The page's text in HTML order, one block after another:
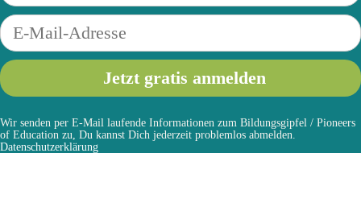
Wir senden per E-Mail laufende Informationen zum Bildungsgipfel / Pioneers
of Education zu, Du kannst Dich jederzeit problemlos abmelden.
Datenschutzerklärung